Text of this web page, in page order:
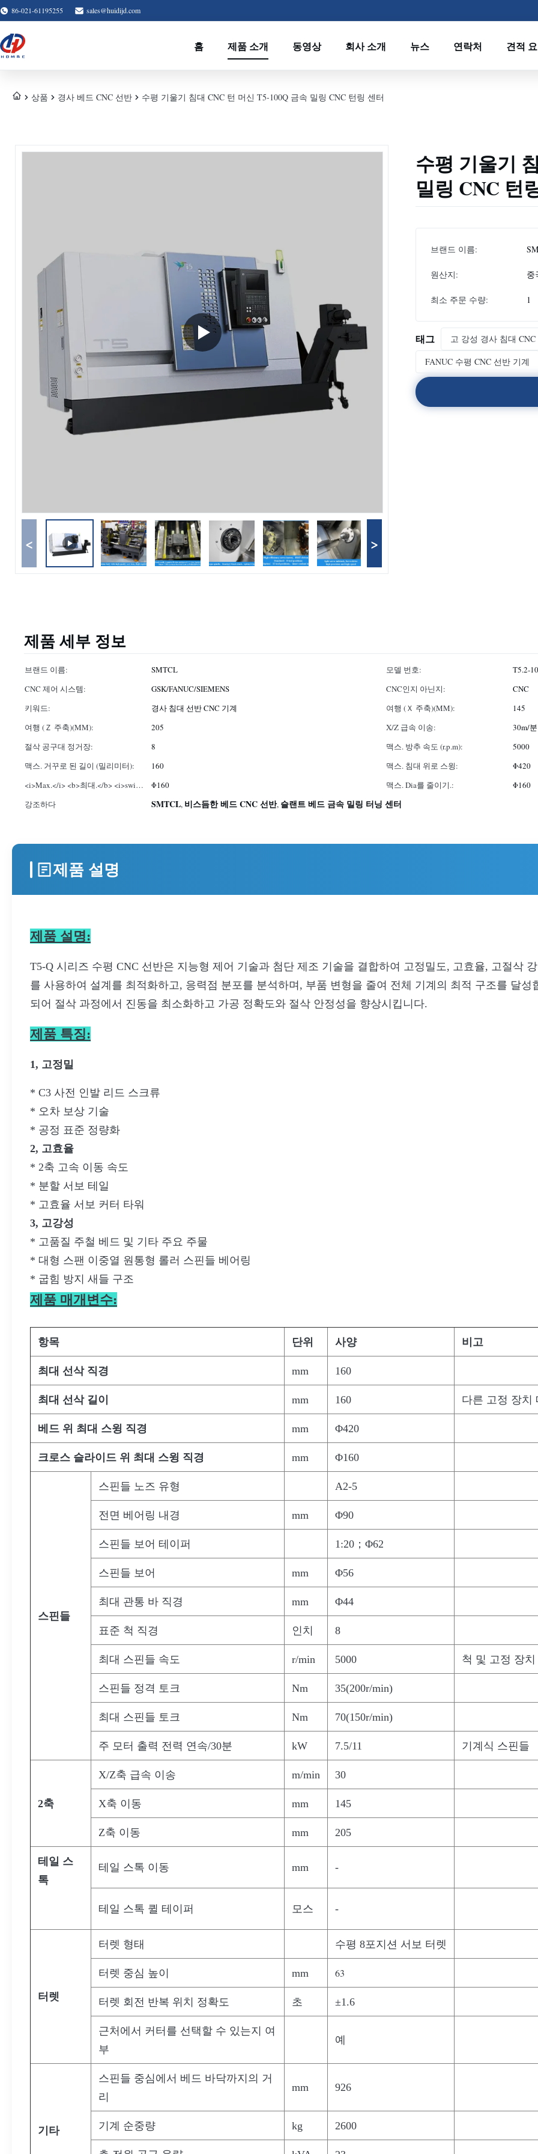
86-021-61195255 sales@huidijd.com
홈 제품 소개 동영상 회사 소개 뉴스 연락처 견적
상품 경사 베드 CNC 선반 수평 기울기 침대 CNC 턴 머신 T5-100Q 금속 밀링 CNC 턴링 센터
< >
수평 기울기
밀링 CNC 턴
브랜드 이름:
원산지: 중
최소 주문 수량: 1
태그
고 강성 경사 침대
FANUC 수평 CNC 선반 기계
제품 세부 정보
브랜드 이름: SMTCL 모델 번호:
T5.2-
CNC 제어 시스템:
GSK/FANUC/SIEMENS CNC인지 아닌지:
CNC
키워드:
경사 침대 선반 CNC 기계 여행 (Ｘ 주축)(MM):
145
여행 (Ｚ 주축)(MM):
205 X/Z 급속 이송:
30m/분
절삭 공구대 정거장:
8 맥스. 방추 속도 (r.p.m):
5000
맥스. 거꾸로 된 길이 (밀리미터):
160 맥스. 침대 위로 스윙:
Φ420
<i>Max.</i> <b>최대.</b> <i>swing
over slide</i> <b>슬라이드 위로 스
Φ160 맥스. Dia를 줄이기.:
Φ160
강조하다
SMTCL, 비스듬한 베드 CNC 선반, 슬랜트 베드 금속 밀링 터닝 센터
제품 설명
제품 설명:
T5-Q 시리즈 수평 CNC 선반은 지능형 제어 기술과 첨단 제조 기술을 결합하여 고정밀도, 고효율, 고절삭
를 사용하여 설계를 최적화하고, 응력점 분포를 분석하며, 부품 변형을 줄여 전체 기계의 최적 구조를 달
되어 절삭 과정에서 진동을 최소화하고 가공 정확도와 절삭 안정성을 향상시킵니다.
제품 특징:
1, 고정밀
* C3 사전 인발 리드 스크류
* 오차 보상 기술
* 공정 표준 정량화
2, 고효율
* 2축 고속 이동 속도
* 분할 서보 테일
* 고효율 서보 커터 타워
3, 고강성
* 고품질 주철 베드 및 기타 주요 주물
* 대형 스팬 이중열 원통형 롤러 스핀들 베어링
* 굽힘 방지 새들 구조
제품 매개변수:
항목 단위 사양 비고
최대 선삭 직경 mm 160
최대 선삭 길이 mm 160 다른 고정 장치
베드 위 최대 스윙 직경 mm Φ420
크로스 슬라이드 위 최대 스윙 직경 mm Φ160
스핀들
스핀들 노즈 유형 A2-5
전면 베어링 내경 mm Φ90
스핀들 보어 테이퍼 1:20；Φ62
스핀들 보어 mm Φ56
최대 관통 바 직경 mm Φ44
표준 척 직경 인치 8
최대 스핀들 속도 r/min 5000 척 및 고정 장
스핀들 정격 토크 Nm 35(200r/min)
최대 스핀들 토크 Nm 70(150r/min)
주 모터 출력 전력 연속/30분 kW 7.5/11 기계식 스핀들
2축
X/Z축 급속 이송 m/min 30
X축 이동 mm 145
Z축 이동 mm 205
테일 스
톡
테일 스톡 이동 mm -
테일 스톡 퀼 테이퍼 모스 -
터렛
터렛 형태 수평 8포지션 서보 터렛
터렛 중심 높이 mm 63
터렛 회전 반복 위치 정확도 초 ±1.6
근처에서 커터를 선택할 수 있는지 여
부
예
기타
스핀들 중심에서 베드 바닥까지의 거
리
mm 926
기계 순중량 kg 2600